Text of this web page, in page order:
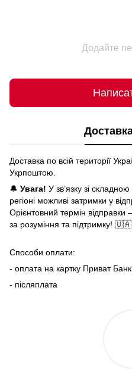
Додайте
Доставка по всій території
Укрпоштою.
🔔 Увага! У зв’язку зі
регіоні можливі затримки у
Орієнтовний термін відправки
за розуміння та підтримку! 🇺🇦
Способи оплати:
- оплата на картку Приват Банк
- післяплата